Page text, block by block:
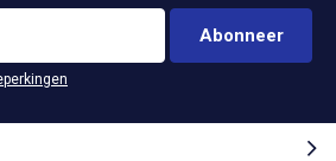
Abonneer